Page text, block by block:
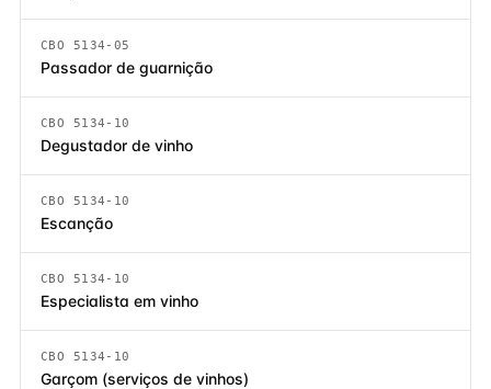
CBO 5134-05
Passador de guarnição
CBO 5134-10
Degustador de vinho
CBO 5134-10
Escanção
CBO 5134-10
Especialista em vinho
CBO 5134-10
Garçom (serviços de vinhos)